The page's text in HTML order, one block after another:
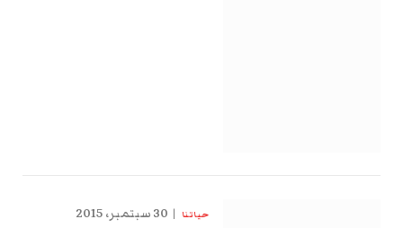
حياتنا 30 سبتمبر، 2015